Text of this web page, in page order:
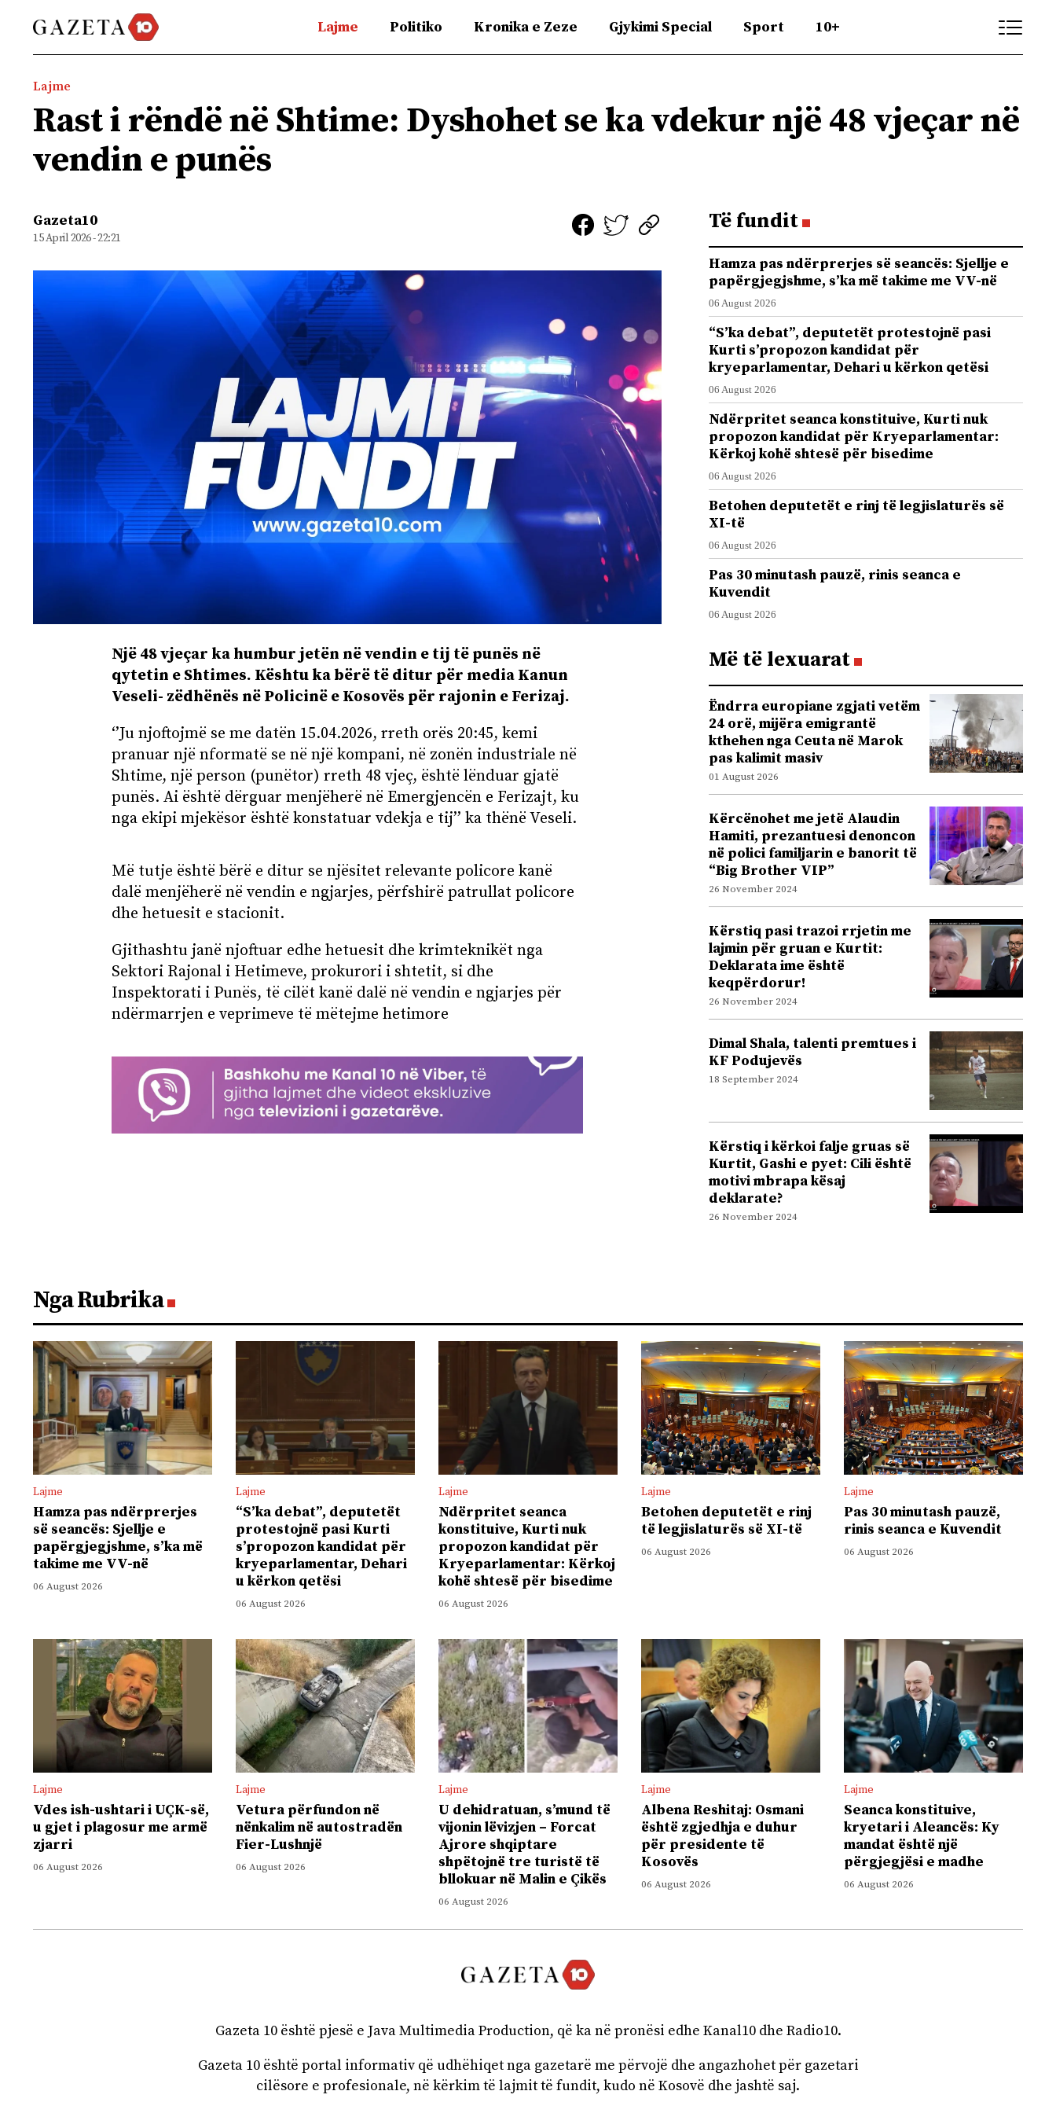
Lajme Politiko Kronika e Zeze Gjykimi Special Sport 10+
Lajme
Rast i rëndë në Shtime: Dyshohet se ka vdekur një 48 vjeçar në
vendin e punës
Gazeta10
15 April 2026 - 22:21
Një 48 vjeçar ka humbur jetën në vendin e tij të punës në
qytetin e Shtimes. Kështu ka bërë të ditur për media Kanun
Veseli- zëdhënës në Policinë e Kosovës për rajonin e Ferizaj.
‘’Ju njoftojmë se me datën 15.04.2026, rreth orës 20:45, kemi
pranuar një nformatë se në një kompani, në zonën industriale në
Shtime, një person (punëtor) rreth 48 vjeç, është lënduar gjatë
punës. Ai është dërguar menjëherë në Emergjencën e Ferizajt, ku
nga ekipi mjekësor është konstatuar vdekja e tij’’ ka thënë Veseli.
Më tutje është bërë e ditur se njësitet relevante policore kanë
dalë menjëherë në vendin e ngjarjes, përfshirë patrullat policore
dhe hetuesit e stacionit.
Gjithashtu janë njoftuar edhe hetuesit dhe krimteknikët nga
Sektori Rajonal i Hetimeve, prokurori i shtetit, si dhe
Inspektorati i Punës, të cilët kanë dalë në vendin e ngjarjes për
ndërmarrjen e veprimeve të mëtejme hetimore
Të fundit
Hamza pas ndërprerjes së seancës: Sjellje e
papërgjegjshme, s’ka më takime me VV-në
06 August 2026
“S’ka debat”, deputetët protestojnë pasi
Kurti s’propozon kandidat për
kryeparlamentar, Dehari u kërkon qetësi
06 August 2026
Ndërpritet seanca konstituive, Kurti nuk
propozon kandidat për Kryeparlamentar:
Kërkoj kohë shtesë për bisedime
06 August 2026
Betohen deputetët e rinj të legjislaturës së
XI-të
06 August 2026
Pas 30 minutash pauzë, rinis seanca e
Kuvendit
06 August 2026
Më të lexuarat
Ëndrra europiane zgjati vetëm
24 orë, mijëra emigrantë
kthehen nga Ceuta në Marok
pas kalimit masiv
01 August 2026
Kërcënohet me jetë Alaudin
Hamiti, prezantuesi denoncon
në polici familjarin e banorit të
“Big Brother VIP”
26 November 2024
Kërstiq pasi trazoi rrjetin me
lajmin për gruan e Kurtit:
Deklarata ime është
keqpërdorur!
26 November 2024
Dimal Shala, talenti premtues i
KF Podujevës
18 September 2024
Kërstiq i kërkoi falje gruas së
Kurtit, Gashi e pyet: Cili është
motivi mbrapa kësaj
deklarate?
26 November 2024
Nga Rubrika
Lajme
Hamza pas ndërprerjes
së seancës: Sjellje e
papërgjegjshme, s’ka më
takime me VV-në
06 August 2026
Lajme
“S’ka debat”, deputetët
protestojnë pasi Kurti
s’propozon kandidat për
kryeparlamentar, Dehari
u kërkon qetësi
06 August 2026
Lajme
Ndërpritet seanca
konstituive, Kurti nuk
propozon kandidat për
Kryeparlamentar: Kërkoj
kohë shtesë për bisedime
06 August 2026
Lajme
Betohen deputetët e rinj
të legjislaturës së XI-të
06 August 2026
Lajme
Pas 30 minutash pauzë,
rinis seanca e Kuvendit
06 August 2026
Lajme
Vdes ish-ushtari i UÇK-së,
u gjet i plagosur me armë
zjarri
06 August 2026
Lajme
Vetura përfundon në
nënkalim në autostradën
Fier-Lushnjë
06 August 2026
Lajme
U dehidratuan, s’mund të
vijonin lëvizjen – Forcat
Ajrore shqiptare
shpëtojnë tre turistë të
bllokuar në Malin e Çikës
06 August 2026
Lajme
Albena Reshitaj: Osmani
është zgjedhja e duhur
për presidente të
Kosovës
06 August 2026
Lajme
Seanca konstituive,
kryetari i Aleancës: Ky
mandat është një
përgjegjësi e madhe
06 August 2026
Gazeta 10 është pjesë e Java Multimedia Production, që ka në pronësi edhe Kanal10 dhe Radio10.
Gazeta 10 është portal informativ që udhëhiqet nga gazetarë me përvojë dhe angazhohet për gazetari
cilësore e profesionale, në kërkim të lajmit të fundit, kudo në Kosovë dhe jashtë saj.